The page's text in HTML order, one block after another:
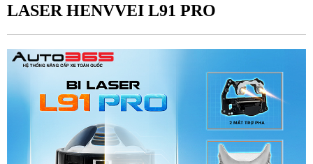
LASER HENVVEI L91 PRO